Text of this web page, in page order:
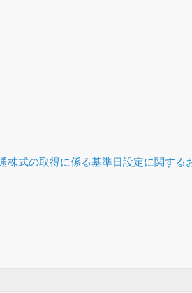
株式の取得に係る基準日設定に関する